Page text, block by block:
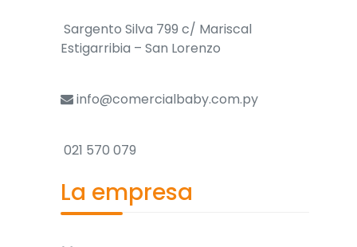
Sargento Silva 799 c/ Mariscal
Estigarribia – San Lorenzo
info@comercialbaby.com.py
021 570 079
La empresa